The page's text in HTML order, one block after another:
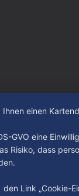
einen
GVO eine
Risiko, dass
Link „Cookie-